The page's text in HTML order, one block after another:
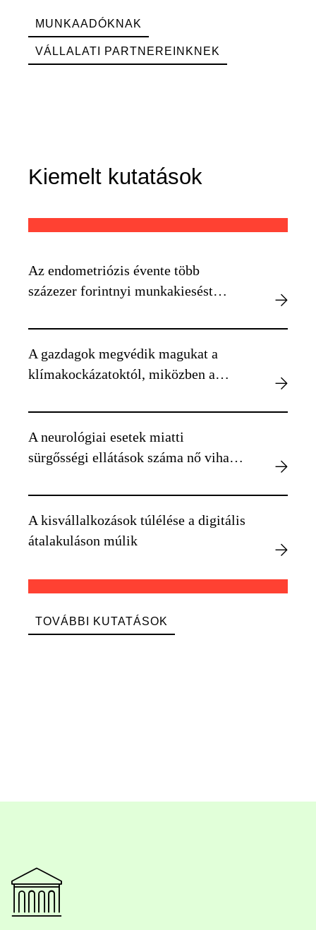
MUNKAADÓKNAK
VÁLLALATI PARTNEREINKNEK
Kiemelt kutatások
Az endometriózis évente több
százezer forintnyi munkakiesést
A gazdagok megvédik magukat a
klímakockázatoktól, miközben a
válnak
A neurológiai esetek miatti
sürgősségi ellátások száma nő viharos
A kisvállalkozások túlélése a digitális
átalakuláson múlik
TOVÁBBI KUTATÁSOK